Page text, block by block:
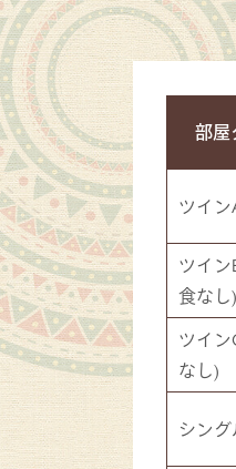
部屋
ツイン
ツイ
食なし)
ツイ
なし)
シン